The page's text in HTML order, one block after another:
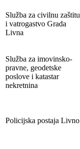
Služba za civilnu zaštitu
i vatrogastvo Grada
Livna
Služba za imovinsko-
pravne, geodetske
poslove i katastar
nekretnina
Policijska postaja Livno